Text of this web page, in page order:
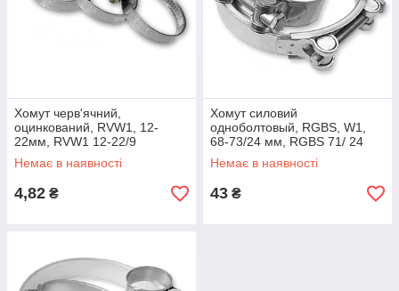
Хомут черв'ячний,
оцинкований, RVW1, 12-
22мм, RVW1 12-22/9
Немає в наявності
4,82 ₴
Хомут силовий
одноболтовый, RGBS, W1,
68-73/24 мм, RGBS 71/ 24
Немає в наявності
43 ₴